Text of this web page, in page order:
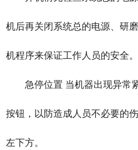
机后再关闭系统总的电源、研
机程序来保证工作人员的安全。
急停位置 当机器出现异常
按钮，以防造成人员不必要的
左下方。